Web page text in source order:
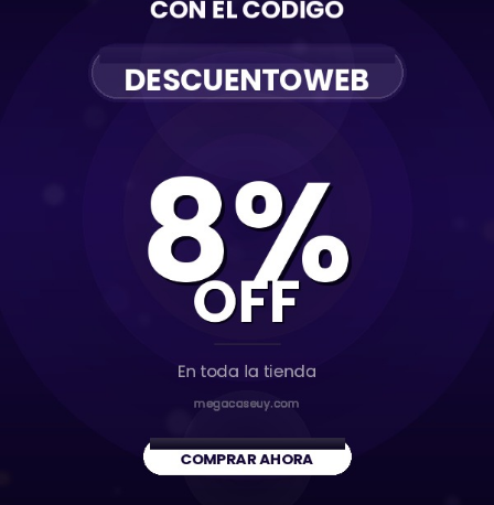
850
Comprar Comprar